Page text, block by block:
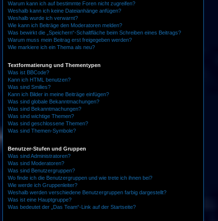
Warum kann ich auf bestimmte Foren nicht zugreifen?
Weshalb kann ich keine Dateianhänge anfügen?
Weshalb wurde ich verwarnt?
Wie kann ich Beiträge den Moderatoren melden?
Was bewirkt die „Speichern“-Schaltfläche beim Schreiben eines Beitrags?
Warum muss mein Beitrag erst freigegeben werden?
Wie markiere ich ein Thema als neu?
Textformatierung und Thementypen
Was ist BBCode?
Kann ich HTML benutzen?
Was sind Smilies?
Kann ich Bilder in meine Beiträge einfügen?
Was sind globale Bekanntmachungen?
Was sind Bekanntmachungen?
Was sind wichtige Themen?
Was sind geschlossene Themen?
Was sind Themen-Symbole?
Benutzer-Stufen und Gruppen
Was sind Administratoren?
Was sind Moderatoren?
Was sind Benutzergruppen?
Wo finde ich die Benutzergruppen und wie trete ich ihnen bei?
Wie werde ich Gruppenleiter?
Weshalb werden verschiedene Benutzergruppen farbig dargestellt?
Was ist eine Hauptgruppe?
Was bedeutet der „Das Team“-Link auf der Startseite?